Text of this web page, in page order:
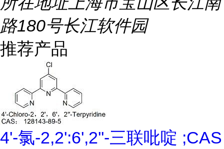
路180号长江软件园
推荐产品
4'-氯-2,2':6',2''-三联吡啶 ;CAS